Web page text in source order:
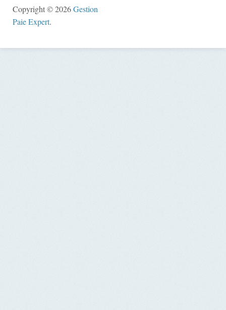
Copyright © 2026Gestion
Paie Expert.